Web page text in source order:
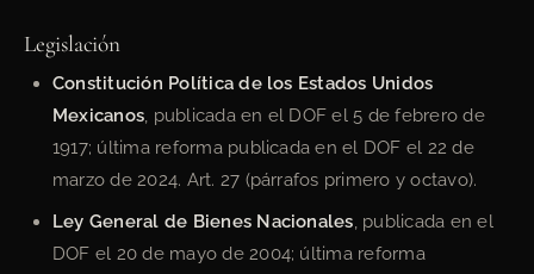
Legislación
Constitución Política de los Estados Unidos
Mexicanos , publicada en el DOF el 5 de febrero de
1917; última reforma publicada en el DOF el 22 de
marzo de 2024. Art. 27 (párrafos primero y octavo).
Ley General de Bienes Nacionales , publicada en el
DOF el 20 de mayo de 2004; última reforma